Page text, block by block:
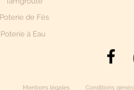
Poterie de Fès
Poterie à Eau
Mentions légales Conditions